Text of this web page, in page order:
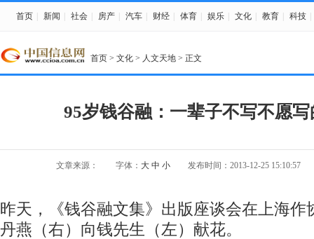
首页 新闻 社会 房产 汽车 财经 体育 娱乐 文化 教育 科技
首页 > 文化 > 人文天地 > 正文
95岁钱谷融：一辈子不写不愿
文章来源： 字体： 大 中 小 发布时间：2013-12-25 15:10:57
昨天，《钱谷融文集》出版座谈会在上海作
丹燕（右）向钱先生（左）献花。